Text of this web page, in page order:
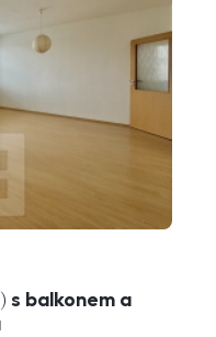
s balkonem a